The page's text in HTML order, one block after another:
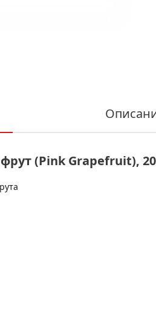
(Pink Grapefruit),